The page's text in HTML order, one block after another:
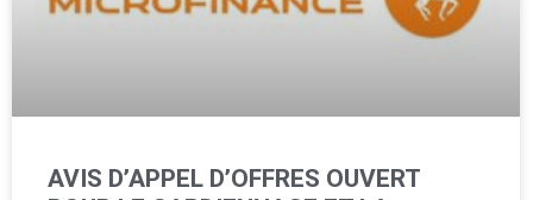
AVIS D’APPEL D’OFFRES OUVERT